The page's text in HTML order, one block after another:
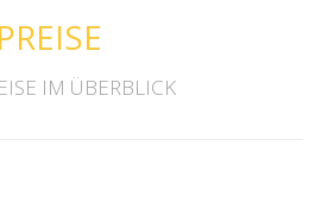
PREISE
IM ÜBERBLICK